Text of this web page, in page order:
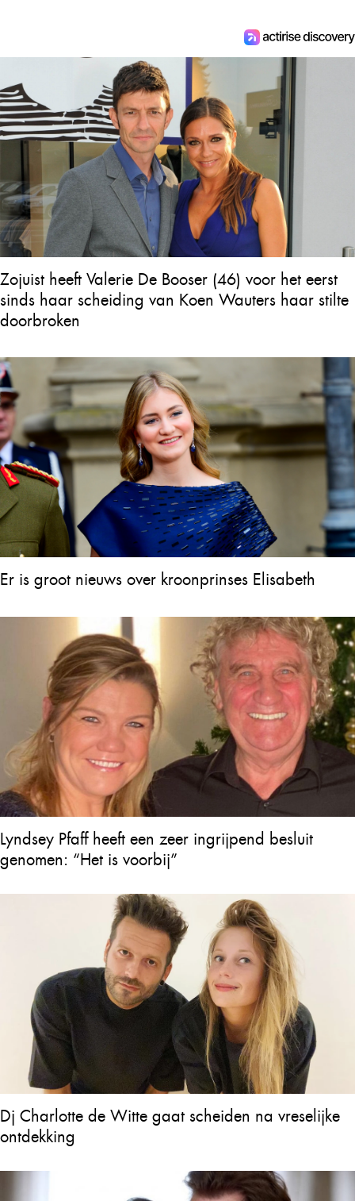
Zojuist heeft Valerie De Booser (46) voor het eerst
sinds haar scheiding van Koen Wauters haar stilte
doorbroken
Er is groot nieuws over kroonprinses Elisabeth
Lyndsey Pfaff heeft een zeer ingrijpend besluit
genomen: “Het is voorbij”
Dj Charlotte de Witte gaat scheiden na vreselijke
ontdekking